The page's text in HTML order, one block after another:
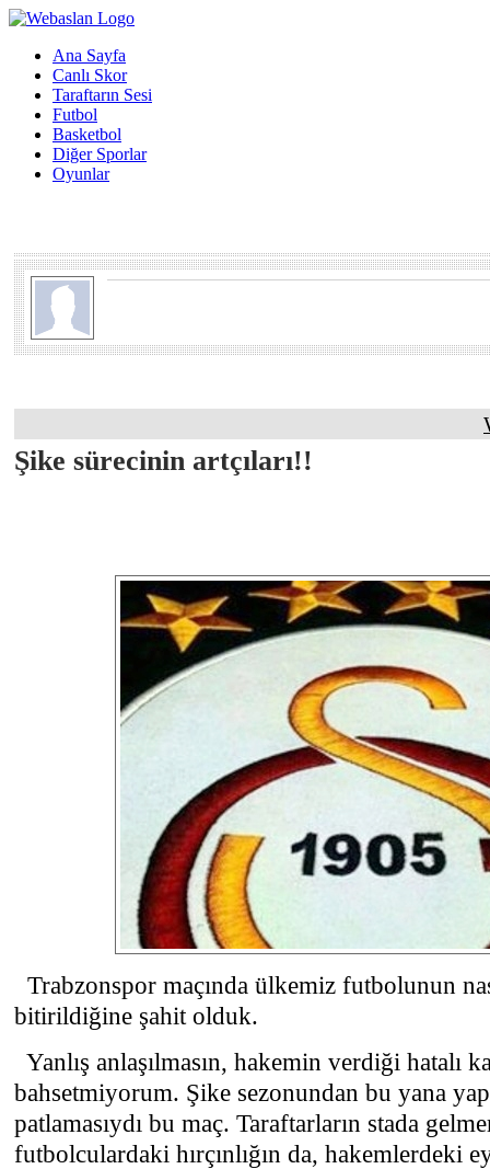
Ana Sayfa
Canlı Skor
Taraftarın Sesi
Futbol
Basketbol
Diğer Sporlar
Oyunlar
Şike sürecinin artçıları!!
Trabzonspor maçında ülkemiz futbolunun
bitirildiğine şahit olduk.
Yanlış anlaşılmasın, hakemin verdiği hatalı
bahsetmiyorum. Şike sezonundan bu yana
patlamasıydı bu maç. Taraftarların stada
futbolculardaki hırçınlığın da, hakemlerdeki